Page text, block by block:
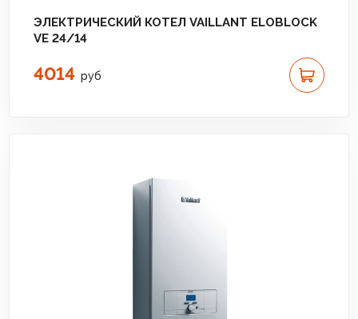
ЭЛЕКТРИЧЕСКИЙ КОТЕЛ VAILLANT ELOBLOCK
VE 24/14
4014 руб